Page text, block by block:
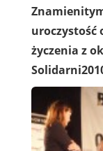
uroczystość
życzenia z